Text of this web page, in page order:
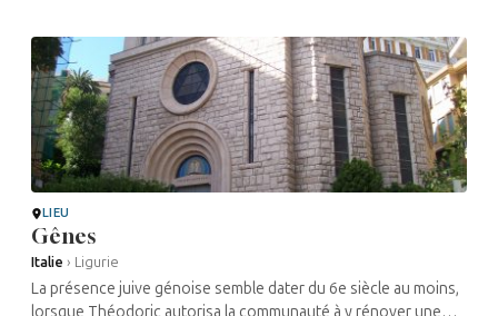
LIEU
Gênes
Italie › Ligurie
La présence juive génoise semble dater du 6e siècle au moins,
lorsque Théodoric autorisa la communauté à y rénover une